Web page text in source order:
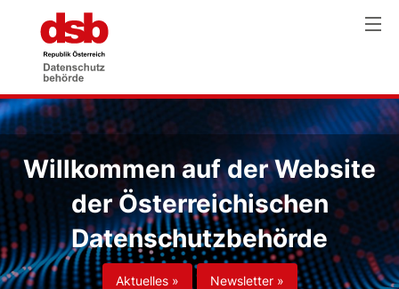
Willkommen auf der Website
der Österreichischen
Datenschutzbehörde
Aktuelles » Newsletter »